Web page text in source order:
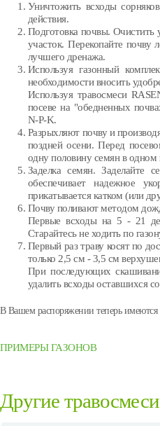
Уничтожить всходы
действия.
Подготовка почвы. Очистить
участок. Перекопайте почву
лучшего дренажа.
Используя газонный
необходимости вносить
Используя травосмеси
посеве на "обедненных
N-P-K.
Разрыхляют почву и
поздней осени. Перед
одну половину семян в
Заделка семян. Заделайте
обеспечивает надежное
прикатывается катком (или
Почву поливают методом
Первые всходы на 5 - 21
Старайтесь не ходить по
Первый раз траву косят по
только 2,5 см - 3,5 см
При последующих
удалить всходы оставшихся
В Вашем распоряжении теперь имеются
ПРИМЕРЫ ГАЗОНОВ
Другие травосмеси